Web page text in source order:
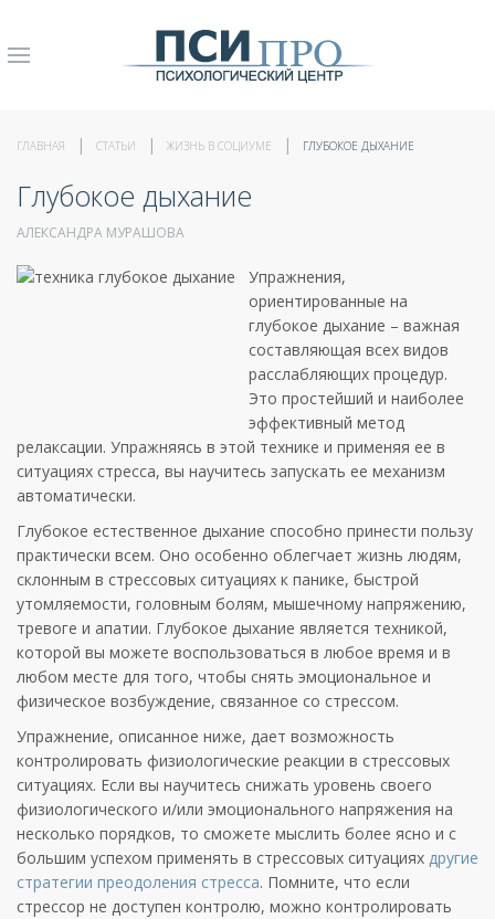
ГЛАВНАЯ СТАТЬИ ЖИЗНЬ В СОЦИУМЕ ГЛУБОКОЕ ДЫХАНИЕ
Глубокое дыхание
АЛЕКСАНДРА МУРАШОВА
Упражнения,
ориентированные на
глубокое дыхание – важная
составляющая всех видов
расслабляющих процедур.
Это простейший и наиболее
эффективный метод
релаксации. Упражняясь в этой технике и применяя ее в
ситуациях стресса, вы научитесь запускать ее механизм
автоматически.
Глубокое естественное дыхание способно принести пользу
практически всем. Оно особенно облегчает жизнь людям,
склонным в стрессовых ситуациях к панике, быстрой
утомляемости, головным болям, мышечному напряжению,
тревоге и апатии. Глубокое дыхание является техникой,
которой вы можете воспользоваться в любое время и в
любом месте для того, чтобы снять эмоциональное и
физическое возбуждение, связанное со стрессом.
Упражнение, описанное ниже, дает возможность
контролировать физиологические реакции в стрессовых
ситуациях. Если вы научитесь снижать уровень своего
физиологического и/или эмоционального напряжения на
несколько порядков, то сможете мыслить более ясно и с
большим успехом применять в стрессовых ситуациях другие
стратегии преодоления стресса. Помните, что если
стрессор не доступен контролю, можно контролировать